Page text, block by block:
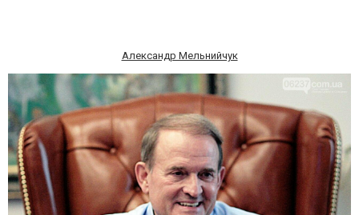
Александр Мельнийчук